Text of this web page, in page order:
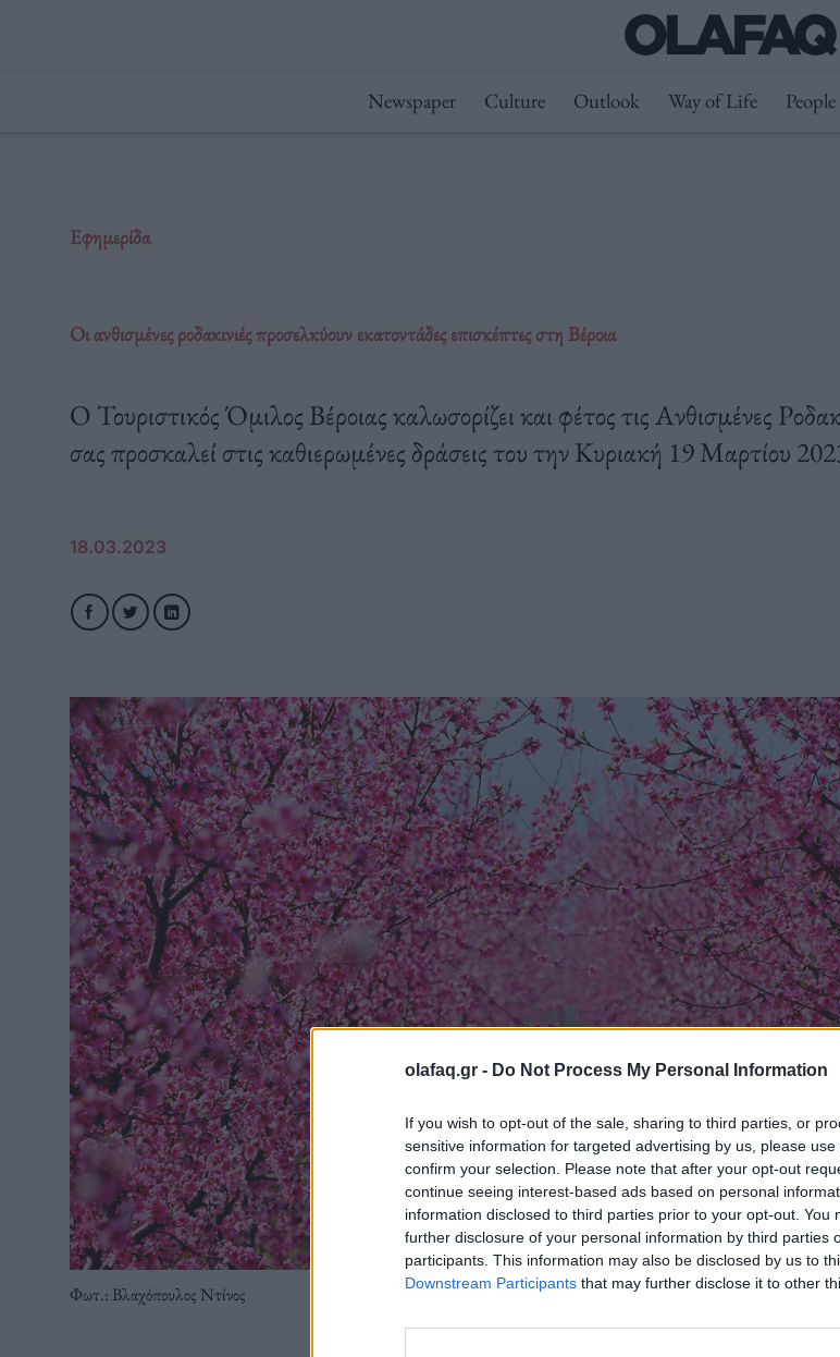
olafaq.gr - Do Not Process My Personal Information
If you wish to opt-out of the sale, sharing to third parties, or
sensitive information for targeted advertising by us, please
confirm your selection. Please note that after your opt-out
continue seeing interest-based ads based on personal
information disclosed to third parties prior to your opt-out. You
further disclosure of your personal information by third parties
participants. This information may also be disclosed by us to
Downstream Participants that may further disclose it to other
Newspaper Culture Outlook Way of Life People
Εφημερίδα
Οι ανθισμένες ροδακινιές προσελκύουν εκατοντάδες επισκέπτες στη Βέροια
Ο Τουριστικός Όμιλος Βέροιας καλωσορίζει και φέτος τις Ανθισμένες
σας προσκαλεί στις καθιερωμένες δράσεις του την Κυριακή 19 Μαρτίου
18.03.2023
Φωτ.: Βλαχόπουλος Ντίνος